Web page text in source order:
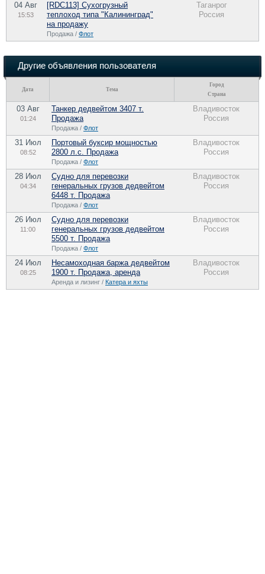
04 Авг
15:53
[RDC113] Сухогрузный
теплоход типа "Калининград"
на продажу
Продажа / Флот
Таганрог
Россия
Другие объявления пользователя
Дата Тема
Город
Страна
03 Авг
01:24
Танкер дедвейтом 3407 т.
Продажа
Продажа / Флот
Владивосток
Россия
31 Июл
08:52
Портовый буксир мощностью
2800 л.с. Продажа
Продажа / Флот
Владивосток
Россия
28 Июл
04:34
Судно для перевозки
генеральных грузов дедвейтом
6448 т. Продажа
Продажа / Флот
Владивосток
Россия
26 Июл
11:00
Судно для перевозки
генеральных грузов дедвейтом
5500 т. Продажа
Продажа / Флот
Владивосток
Россия
24 Июл
08:25
Несамоходная баржа дедвейтом
1900 т. Продажа, аренда
Аренда и лизинг / Катера и яхты
Владивосток
Россия